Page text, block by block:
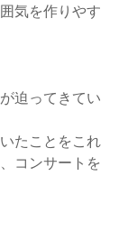
気を作りやす
迫ってきてい
たことをこれ
コンサートを